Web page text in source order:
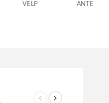
VELP ANTECH